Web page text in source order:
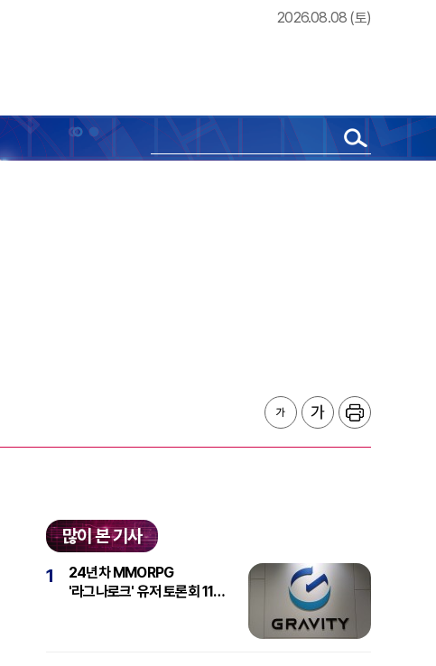
2026.08.08 (토)
많이 본 기사
1
24년차 MMORPG
'라그나로크' 유저 토론회 11일